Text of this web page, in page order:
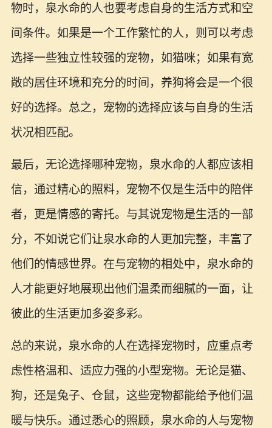
物时，泉水命的人也要考虑自身的生活方式和空
间条件。如果是一个工作繁忙的人，则可以考虑
选择一些独立性较强的宠物，如猫咪；如果有宽
敞的居住环境和充分的时间，养狗将会是一个很
好的选择。总之，宠物的选择应该与自身的生活
状况相匹配。
最后，无论选择哪种宠物，泉水命的人都应该相
信，通过精心的照料，宠物不仅是生活中的陪伴
者，更是情感的寄托。与其说宠物是生活的一部
分，不如说它们让泉水命的人更加完整，丰富了
他们的情感世界。在与宠物的相处中，泉水命的
人才能更好地展现出他们温柔而细腻的一面，让
彼此的生活更加多姿多彩。
总的来说，泉水命的人在选择宠物时，应重点考
虑性格温和、适应力强的小型宠物。无论是猫、
狗，还是兔子、仓鼠，这些宠物都能给予他们温
暖与快乐。通过悉心的照顾，泉水命的人与宠物